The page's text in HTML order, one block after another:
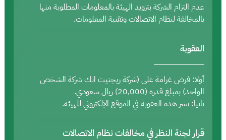
عدم التزام الشركة بتزويد الهيئة بالمعلومات المطلوبة منها
بالمخالفة لنظام الاتصالات وتقنية المعلومات.
العقوبة
أولا: فرض غرامة على (شركة ريجنيت انك شركة الشخص
الواحد) بمبلغ قدره (20,000) ريال سعودي.
ثانيا: نشر هذه العقوبة في الموقع الإلكتروني للهيئة.
قرار لجنة النظر في مخالفات نظام الاتصالات